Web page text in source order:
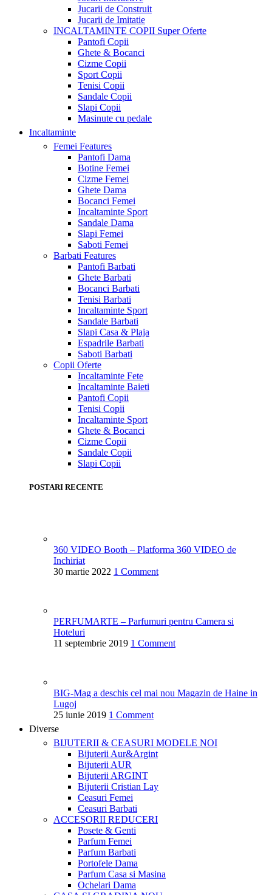
Jucarii de Construit
Jucarii de Imitatie
INCALTAMINTE COPII Super Oferte
Pantofi Copii
Ghete & Bocanci
Cizme Copii
Sport Copii
Tenisi Copii
Sandale Copii
Slapi Copii
Masinute cu pedale
Incaltaminte
Femei Features
Pantofi Dama
Botine Femei
Cizme Femei
Ghete Dama
Bocanci Femei
Incaltaminte Sport
Sandale Dama
Slapi Femei
Saboti Femei
Barbati Features
Pantofi Barbati
Ghete Barbati
Bocanci Barbati
Tenisi Barbati
Incaltaminte Sport
Sandale Barbati
Slapi Casa & Plaja
Espadrile Barbati
Saboti Barbati
Copii Oferte
Incaltaminte Fete
Incaltaminte Baieti
Pantofi Copii
Tenisi Copii
Incaltaminte Sport
Ghete & Bocanci
Cizme Copii
Sandale Copii
Slapi Copii
POSTARI RECENTE
360 VIDEO Booth – Platforma 360 VIDEO de
Inchiriat
30 martie 2022 1 Comment
PERFUMARTE – Parfumuri pentru Camera si
Hoteluri
11 septembrie 2019 1 Comment
BIG-Mag a deschis cel mai nou Magazin de Haine in
Lugoj
25 iunie 2019 1 Comment
Diverse
BIJUTERII & CEASURI MODELE NOI
Bijuterii Aur&Argint
Bijuterii AUR
Bijuterii ARGINT
Bijuterii Cristian Lay
Ceasuri Femei
Ceasuri Barbati
ACCESORII REDUCERI
Posete & Genti
Parfum Femei
Parfum Barbati
Portofele Dama
Parfum Casa si Masina
Ochelari Dama